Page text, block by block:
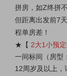
拼房，如Z终拼
但距离出发前7
程单房差！
★ 【 2大1小预
一间标间（房型
12周岁及以上